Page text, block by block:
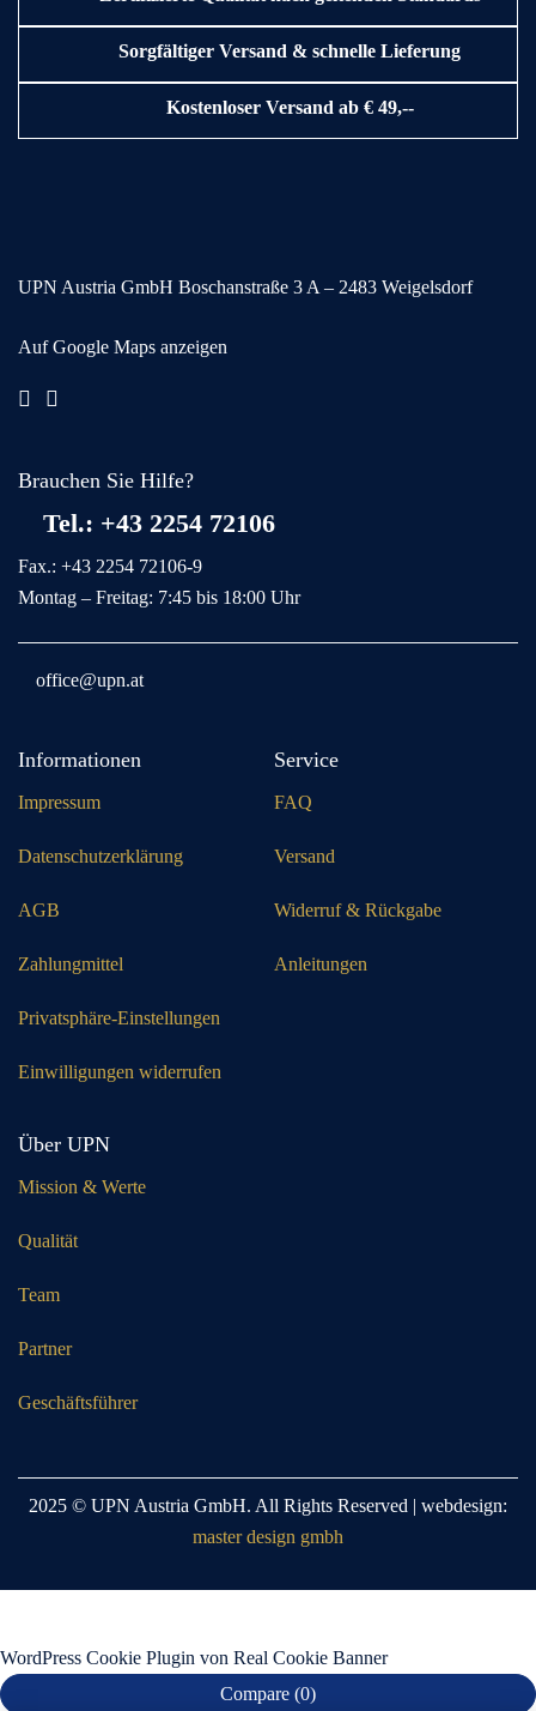
Sorgfältiger Versand & schnelle Lieferung
Kostenloser Versand ab € 49,--
UPN Austria GmbH Boschanstraße 3 A – 2483 Weigelsdorf
Auf Google Maps anzeigen
Brauchen Sie Hilfe?
Tel.: +43 2254 72106
Fax.: +43 2254 72106-9
Montag – Freitag: 7:45 bis 18:00 Uhr
office@upn.at
Informationen
Impressum
Datenschutzerklärung
AGB
Zahlungmittel
Privatsphäre-Einstellungen
Einwilligungen widerrufen
Service
FAQ
Versand
Widerruf & Rückgabe
Anleitungen
Über UPN
Mission & Werte
Qualität
Team
Partner
Geschäftsführer
2025 © UPN Austria GmbH. All Rights Reserved | webdesign:
master design gmbh
WordPress Cookie Plugin von Real Cookie Banner
Compare (0)